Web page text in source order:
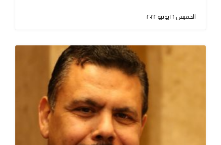
الخميس ١٦ يونيو ٢٠٢٢